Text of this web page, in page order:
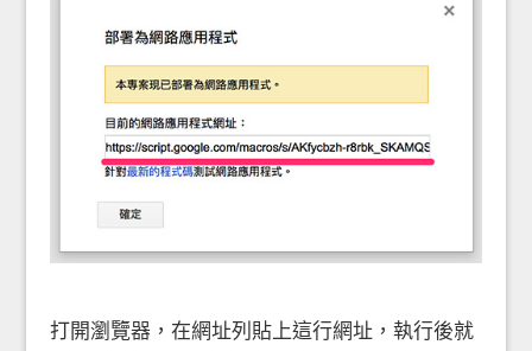
打開瀏覽器，在網址列貼上這行網址，執行後就